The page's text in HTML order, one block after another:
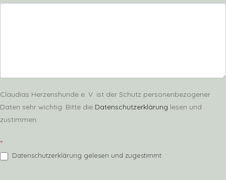
Claudias Herzenshunde e. V. ist der Schutz personenbezogener
Daten sehr wichtig. Bitte die Datenschutzerklärung lesen und
zustimmen.
*
Datenschutzerklärung gelesen und zugestimmt